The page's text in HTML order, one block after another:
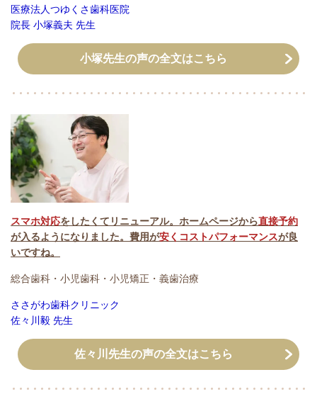
医療法人つゆくさ歯科医院
院長 小塚義夫 先生
小塚先生の声の全文はこちら
スマホ対応をしたくてリニューアル。ホームページから直接予約
が入るようになりました。費用が安くコストパフォーマンスが良
いですね。
総合歯科・小児歯科・小児矯正・義歯治療
ささがわ歯科クリニック
佐々川毅 先生
佐々川先生の声の全文はこちら